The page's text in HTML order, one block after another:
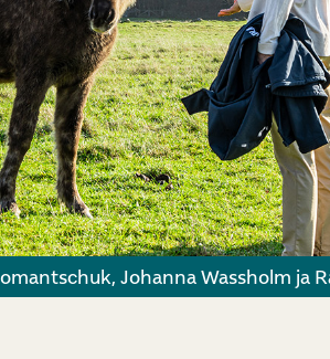
Johanna Wassholm ja